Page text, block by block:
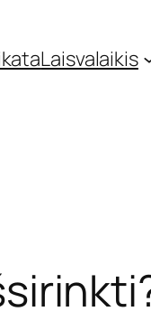
Laisvalaikis